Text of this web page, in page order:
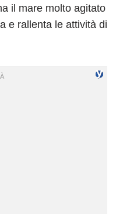
il mare molto agitato
e rallenta le attività di